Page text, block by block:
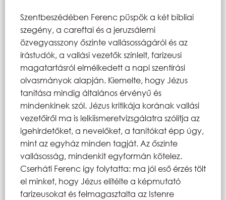
Szentbeszédében Ferenc püspök a két bibliai
szegény, a careftai és a jeruzsálemi
özvegyasszony őszinte vallásosságáról és az
írástudók, a vallási vezetők színlelt, farizeusi
magatartásról elmélkedett a napi szentírási
olvasmányok alapján. Kiemelte, hogy Jézus
tanítása mindig általános érvényű és
mindenkinek szól. Jézus kritikája korának vallási
vezetőiről ma is lelkiismeretvizsgálatra szólítja az
igehirdetőket, a nevelőket, a tanítókat épp úgy,
mint az egyház minden tagját. Az őszinte
vallásosság, mindenkit egyformán kötelez.
Cserháti Ferenc így folytatta: ma jól eső érzés tölt
el minket, hogy Jézus elítélte a képmutató
farizeusokat és felmagasztalta az Istenre